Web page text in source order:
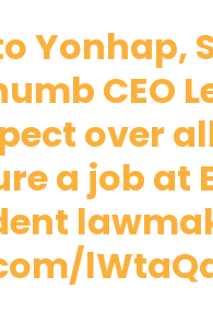
Yonhap,
CEO
over
a job at